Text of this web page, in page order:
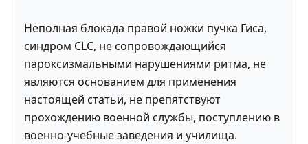
Неполная блокада правой ножки пучка Гиса,
синдром CLC, не сопровождающийся
пароксизмальными нарушениями ритма, не
являются основанием для применения
настоящей статьи, не препятствуют
прохождению военной службы, поступлению в
военно-учебные заведения и училища.